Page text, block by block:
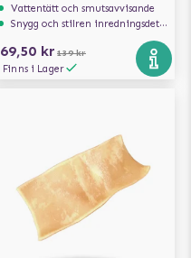
Vattentätt och smutsavvisande
Snygg och stilren inredningsdetalj
69,50 kr 139 kr
Finns i Lager